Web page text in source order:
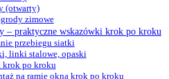
(otwarty)
zimowe
– praktyczne wskazówki krok po kroku
przebiegu siatki
linki stalowe, opaski
krok po kroku
na ramie okna krok po kroku